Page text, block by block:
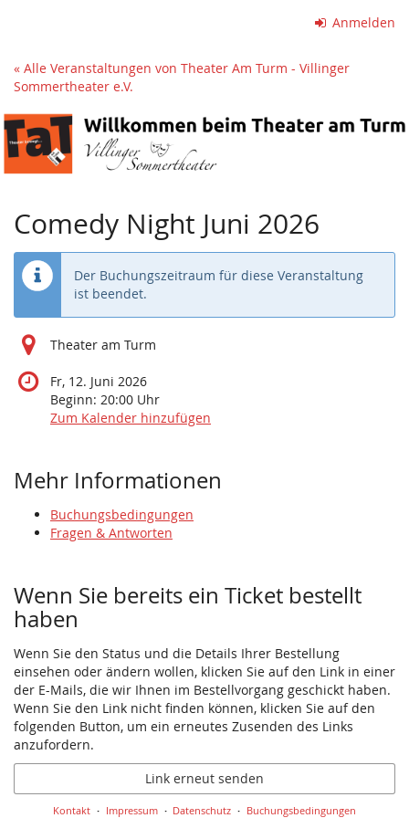
springen
Anmelden
« Alle Veranstaltungen von Theater Am Turm - Villinger
Sommertheater e.V.
Comedy Night Juni 2026
Der Buchungszeitraum für diese Veranstaltung
ist beendet.
Theater am Turm
Fr, 12. Juni 2026
Beginn: 20:00 Uhr
Zum Kalender hinzufügen
Mehr Informationen
Buchungsbedingungen
Fragen & Antworten
Wenn Sie bereits ein Ticket bestellt
haben
Wenn Sie den Status und die Details Ihrer Bestellung
einsehen oder ändern wollen, klicken Sie auf den Link in einer
der E-Mails, die wir Ihnen im Bestellvorgang geschickt haben.
Wenn Sie den Link nicht finden können, klicken Sie auf den
folgenden Button, um ein erneutes Zusenden des Links
anzufordern.
Link erneut senden
Kontakt Impressum Datenschutz
Buchungsbedingungen